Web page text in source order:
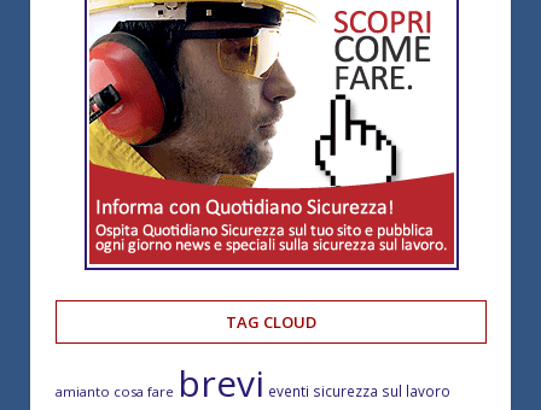
TAG CLOUD
amianto cosa fare brevi eventi sicurezza sul lavoro